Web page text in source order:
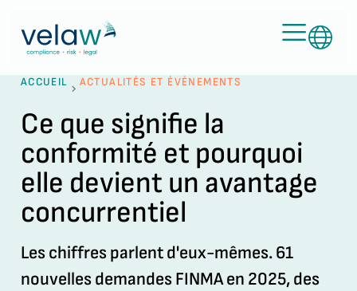
ACCUEIL ACTUALITÉS ET ÉVÉNEMENTS
Ce que signifie la
conformité et pourquoi
elle devient un avantage
concurrentiel
Les chiffres parlent d'eux-mêmes. 61
nouvelles demandes FINMA en 2025, des